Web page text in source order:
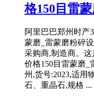
格150目雷
阿里巴巴郑州时产
蒙磨_雷蒙磨粉碎
采购商,制造商。
价格150目雷蒙磨_
州,货号:2023,适用
石、重晶石,规格 ...